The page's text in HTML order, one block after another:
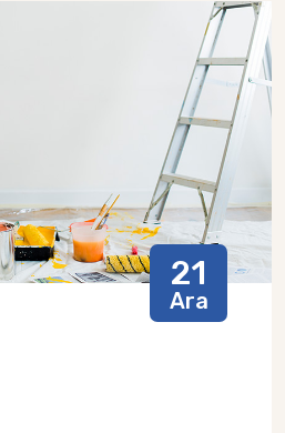
21
Ara